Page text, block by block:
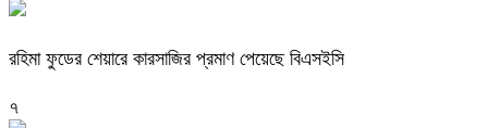
রহিমা ফুডের শেয়ারে কারসাজির প্রমাণ পেয়েছে বিএসইসি
৭